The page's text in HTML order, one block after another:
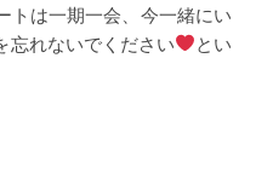
トは一期一会、今一緒にい
忘れないでください
とい